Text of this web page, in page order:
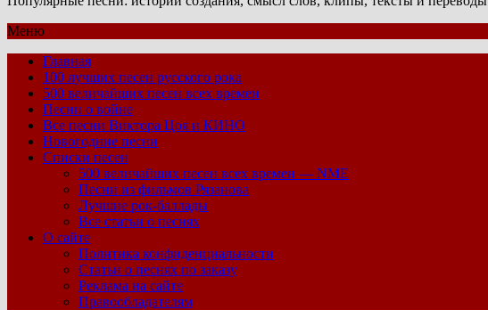
Меню
Главная
100 лучших песен русского рока
500 величайших песен всех времен
Песни о войне
Все песни Виктора Цоя и КИНО
Новогодние песни
Списки песен
500 величайших песен всех времен — NME
Песни из фильмов Рязанова
Лучшие рок-баллады
Все статьи о песнях
О сайте
Политика конфиденциальности
Статьи о песнях по заказу
Реклама на сайте
Правообладателям